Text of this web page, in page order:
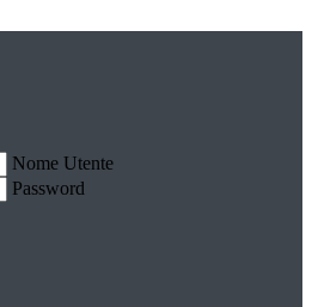
Nome Utente
Password